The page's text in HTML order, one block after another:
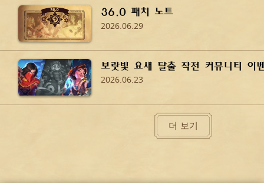
36.0 패치 노트
2026.06.29
보랏빛 요새 탈출 작전 커뮤니티 이
2026.06.23
더 보기